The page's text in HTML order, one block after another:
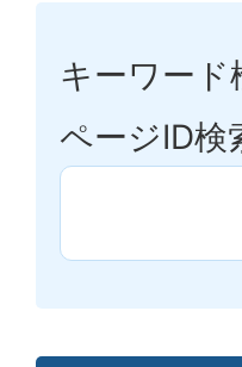
キーワード
ページID検